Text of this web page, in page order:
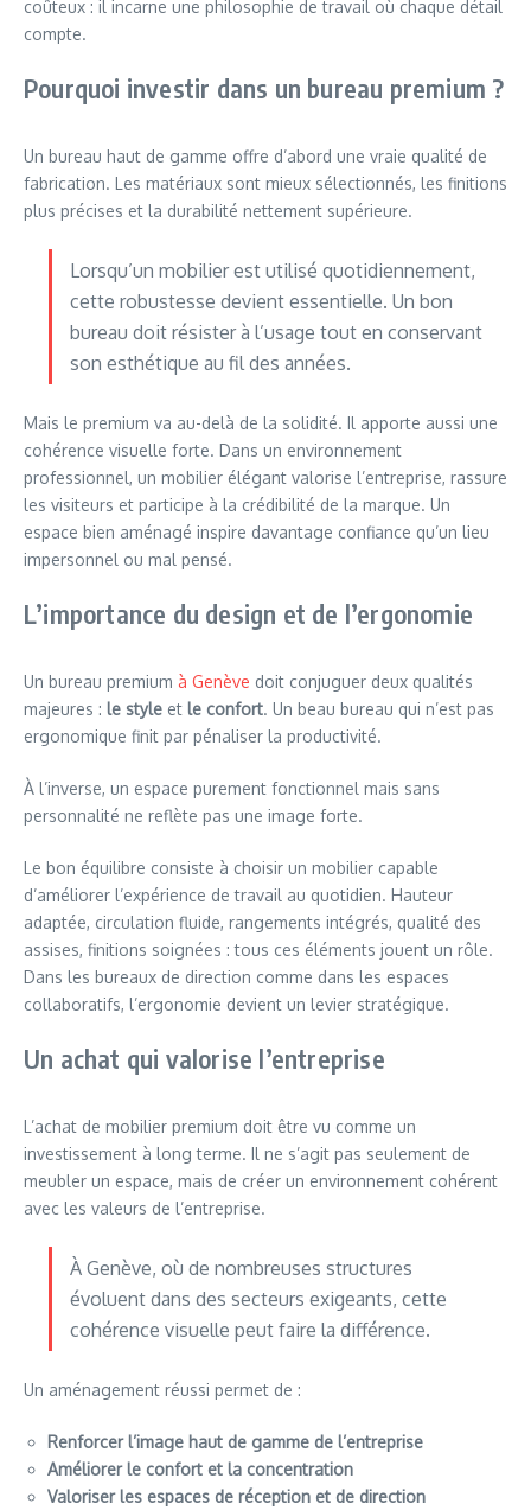
coûteux : il incarne une philosophie de travail où chaque détail
compte.
Pourquoi investir dans un bureau premium ?
Un bureau haut de gamme offre d’abord une vraie qualité de
fabrication. Les matériaux sont mieux sélectionnés, les finitions
plus précises et la durabilité nettement supérieure.
Lorsqu’un mobilier est utilisé quotidiennement,
cette robustesse devient essentielle. Un bon
bureau doit résister à l’usage tout en conservant
son esthétique au fil des années.
Mais le premium va au-delà de la solidité. Il apporte aussi une
cohérence visuelle forte. Dans un environnement
professionnel, un mobilier élégant valorise l’entreprise, rassure
les visiteurs et participe à la crédibilité de la marque. Un
espace bien aménagé inspire davantage confiance qu’un lieu
impersonnel ou mal pensé.
L’importance du design et de l’ergonomie
Un bureau premium à Genève doit conjuguer deux qualités
majeures : le style et le confort. Un beau bureau qui n’est pas
ergonomique finit par pénaliser la productivité.
À l’inverse, un espace purement fonctionnel mais sans
personnalité ne reflète pas une image forte.
Le bon équilibre consiste à choisir un mobilier capable
d’améliorer l’expérience de travail au quotidien. Hauteur
adaptée, circulation fluide, rangements intégrés, qualité des
assises, finitions soignées : tous ces éléments jouent un rôle.
Dans les bureaux de direction comme dans les espaces
collaboratifs, l’ergonomie devient un levier stratégique.
Un achat qui valorise l’entreprise
L’achat de mobilier premium doit être vu comme un
investissement à long terme. Il ne s’agit pas seulement de
meubler un espace, mais de créer un environnement cohérent
avec les valeurs de l’entreprise.
À Genève, où de nombreuses structures
évoluent dans des secteurs exigeants, cette
cohérence visuelle peut faire la différence.
Un aménagement réussi permet de :
Renforcer l’image haut de gamme de l’entreprise
Améliorer le confort et la concentration
Valoriser les espaces de réception et de direction